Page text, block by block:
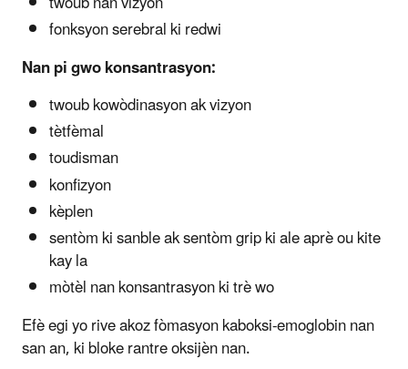
fonksyon serebral ki redwi
Nan pi gwo konsantrasyon:
twoub kowòdinasyon ak vizyon
tètfèmal
toudisman
konfizyon
kèplen
sentòm ki sanble ak sentòm grip ki ale aprè ou kite
kay la
mòtèl nan konsantrasyon ki trè wo
Efè egi yo rive akoz fòmasyon kaboksi-emoglobin nan
san an, ki bloke rantre oksijèn nan.